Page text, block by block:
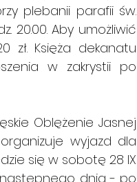
plebanii parafii św.
20.00. Aby umożliwić
zł. Księża dekanatu
w zakrystii po
Oblężenie Jasnej
wyjazd dla
się w sobotę 28 IX
dnia - po